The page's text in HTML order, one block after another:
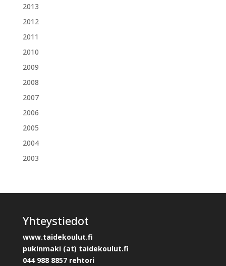
2013
2012
2011
2010
2009
2008
2007
2006
2005
2004
2003
Yhteystiedot
www.taidekoulut.fi
pukinmaki (at) taidekoulut.fi
044 988 8857 rehtori